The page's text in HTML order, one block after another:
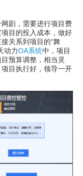
剧，需要进行项目费
目的投入成本，做好
关系到项目的“舞
动力OA系统中，项目
预算调整，相当灵
目执行好，领导一开